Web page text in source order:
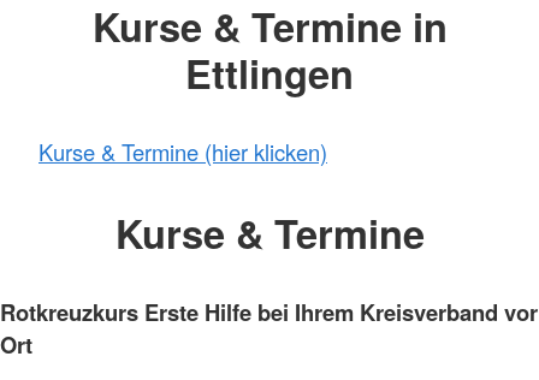
Kurse & Termine in
Ettlingen
Kurse & Termine (hier klicken)
Kurse & Termine
Rotkreuzkurs Erste Hilfe bei Ihrem Kreisverband vor
Ort